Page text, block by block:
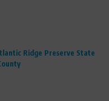
Ridge Preserve State